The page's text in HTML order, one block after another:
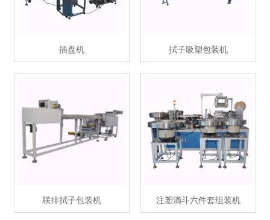
插盘机 拭子吸塑包装机
联排拭子包装机 注塑滴斗六件套组装机